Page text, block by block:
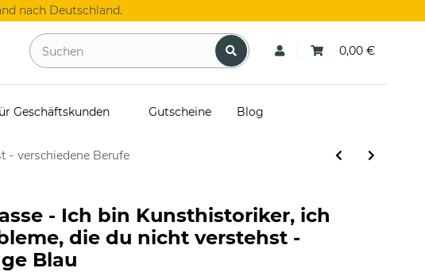
nach Deutschland.
0,00 €
Geschäftskunden Gutscheine Blog
- verschiedene Berufe
- Ich bin Kunsthistoriker, ich
die du nicht verstehst -
Blau